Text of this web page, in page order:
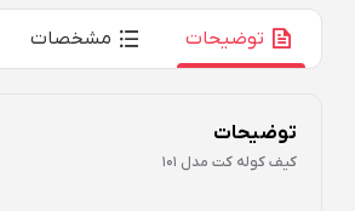
توضیحات مشخصات
توضیحات
کیف کوله کت مدل 101